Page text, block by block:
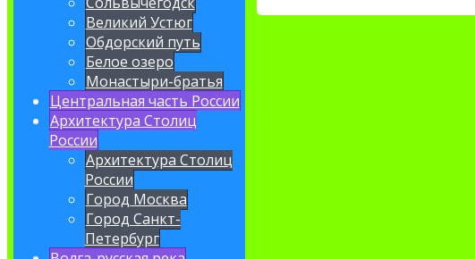
Великий Устюг
Обдорский путь
Белое озеро
Монастыри-братья
Центральная часть России
Архитектура Столиц
России
Архитектура Столиц
России
Город Москва
Город Санкт-
Петербург